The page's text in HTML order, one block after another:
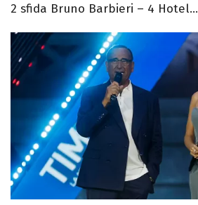
2 sfida Bruno Barbieri – 4 Hotel...